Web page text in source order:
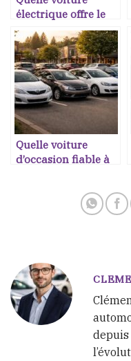
électrique offre le
meilleur rapport
autonomie prix
Quelle voiture
d’occasion fiable à
depuis